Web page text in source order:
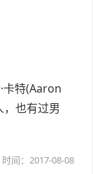
特(Aaron
也有过男
时间：2017-08-08